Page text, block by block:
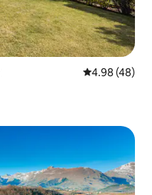
レビュー48
4.98 (48)